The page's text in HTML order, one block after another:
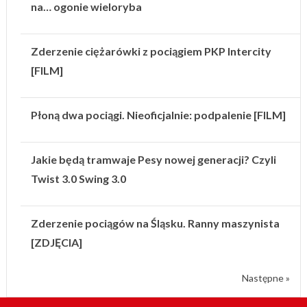
na… ogonie wieloryba
Zderzenie ciężarówki z pociągiem PKP Intercity
[FILM]
Płoną dwa pociągi. Nieoficjalnie: podpalenie [FILM]
Jakie będą tramwaje Pesy nowej generacji? Czyli
Twist 3.0 Swing 3.0
Zderzenie pociągów na Śląsku. Ranny maszynista
[ZDJĘCIA]
Następne »